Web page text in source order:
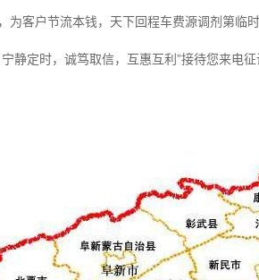
为客户节流本钱，天下回程车费源调剂第临
静定时，诚笃取信，互惠互利”接待您来电征